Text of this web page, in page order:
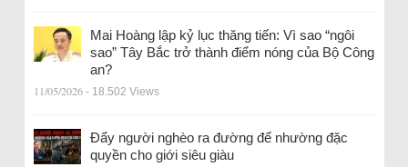
Mai Hoàng lập kỷ lục thăng tiến: Vì sao “ngôi
sao” Tây Bắc trở thành điểm nóng của Bộ Công
an?
11/05/2026 - 18.502 Views
Đẩy người nghèo ra đường để nhường đặc
quyền cho giới siêu giàu